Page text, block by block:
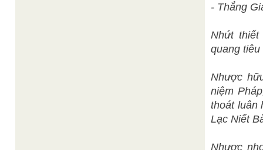
- Thắng
Nhứt
quang
Nhược
niệm
thoát luân
Lạc Niết
Nhược